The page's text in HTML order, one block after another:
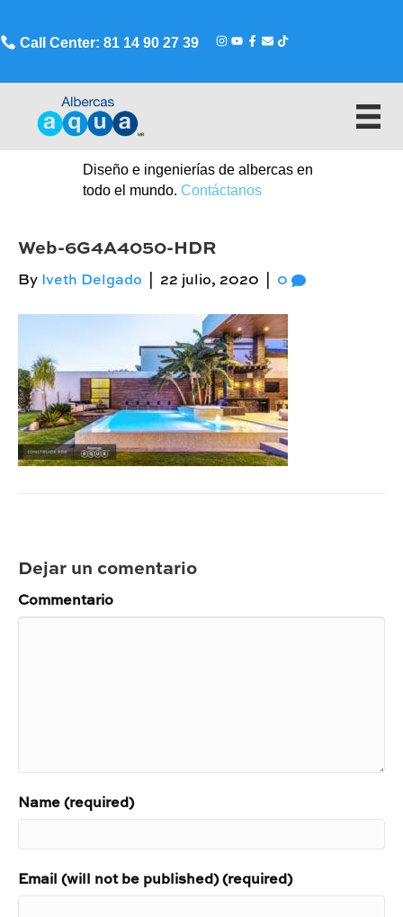
Call Center: 81 14 90 27 39
Diseño e ingenierías de albercas en
todo el mundo. Contáctanos
Web-6G4A4050-HDR
By Iveth Delgado 22 julio, 2020 0
Dejar un comentario
Commentario
Name (required)
Email (will not be published) (required)